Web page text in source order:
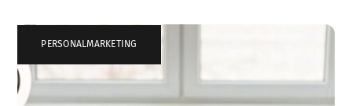
PERSONALMARKETING